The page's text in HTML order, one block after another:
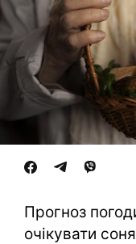
Прогноз
очікувати